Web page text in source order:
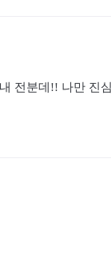
전분데!! 나만 진